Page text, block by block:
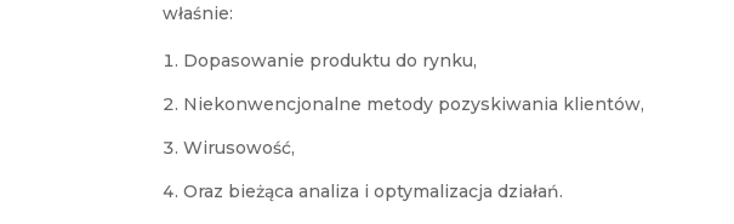
właśnie:
Dopasowanie produktu do rynku,
Niekonwencjonalne metody pozyskiwania klientów,
Wirusowość,
Oraz bieżąca analiza i optymalizacja działań.